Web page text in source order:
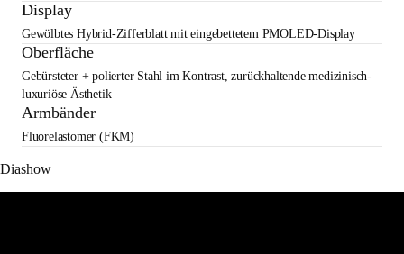
Display
Gewölbtes Hybrid-Zifferblatt mit eingebettetem PMOLED-Display
Oberfläche
Gebürsteter + polierter Stahl im Kontrast, zurückhaltende medizinisch-
luxuriöse Ästhetik
Armbänder
Fluorelastomer (FKM)
Diashow